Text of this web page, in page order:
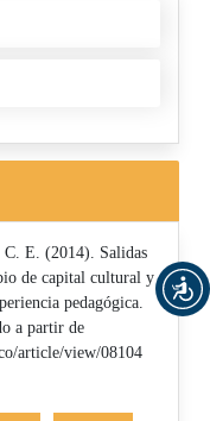
C. E. (2014). Salidas
de capital cultural y
pedagógica.
a partir de
article/view/08104